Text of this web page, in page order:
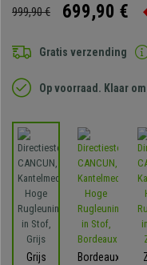
999,90 € 699,90 €
Gratis verzending
Op voorraad. Klaar
Grijs Bordeaux